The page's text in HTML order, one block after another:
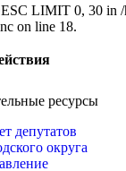
LIMIT 0, 30 in
on line 18.
ресурсы
депутатов
округа